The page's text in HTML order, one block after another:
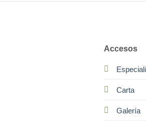
Accesos
Carta
Galería